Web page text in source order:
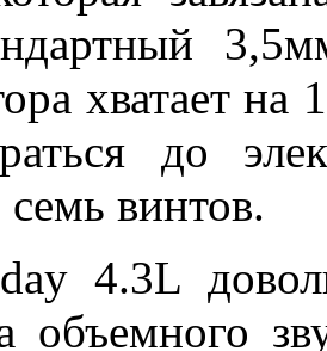
хватает
до
семь винтов.
4.3L
объемного